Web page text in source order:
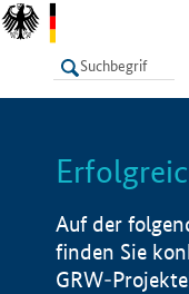
LISTE
Auf der
finden Sie
GRW-